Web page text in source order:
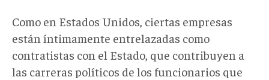
Como en Estados Unidos, ciertas empresas
están íntimamente entrelazadas como
contratistas con el Estado, que contribuyen a
las carreras políticos de los funcionarios que